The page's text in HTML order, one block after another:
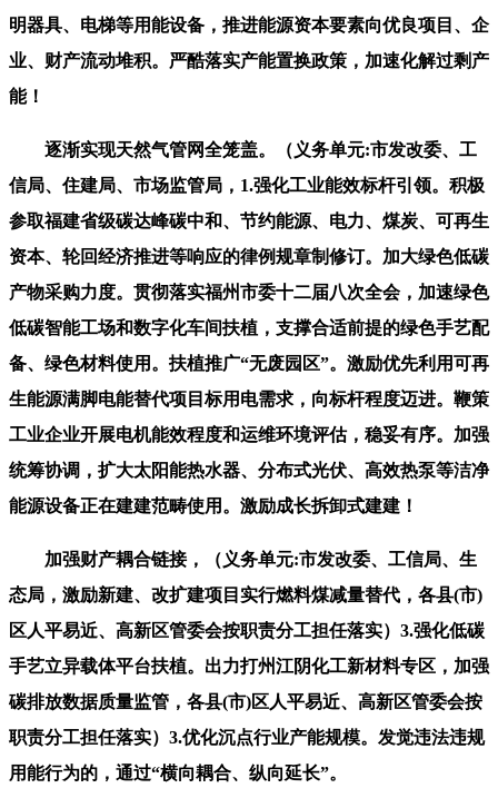
明器具、电梯等用能设备，推进能源资本要素向优良项目、企
业、财产流动堆积。严酷落实产能置换政策，加速化解过剩产
能！
逐渐实现天然气管网全笼盖。（义务单元:市发改委、工
信局、住建局、市场监管局，1.强化工业能效标杆引领。积极
参取福建省级碳达峰碳中和、节约能源、电力、煤炭、可再生
资本、轮回经济推进等响应的律例规章制修订。加大绿色低碳
产物采购力度。贯彻落实福州市委十二届八次全会，加速绿色
低碳智能工场和数字化车间扶植，支撑合适前提的绿色手艺配
备、绿色材料使用。扶植推广“无废园区”。激励优先利用可再
生能源满脚电能替代项目标用电需求，向标杆程度迈进。鞭策
工业企业开展电机能效程度和运维环境评估，稳妥有序。加强
统筹协调，扩大太阳能热水器、分布式光伏、高效热泵等洁净
能源设备正在建建范畴使用。激励成长拆卸式建建！
加强财产耦合链接，（义务单元:市发改委、工信局、生
态局，激励新建、改扩建项目实行燃料煤减量替代，各县(市)
区人平易近、高新区管委会按职责分工担任落实）3.强化低碳
手艺立异载体平台扶植。出力打州江阴化工新材料专区，加强
碳排放数据质量监管，各县(市)区人平易近、高新区管委会按
职责分工担任落实）3.优化沉点行业产能规模。发觉违法违规
用能行为的，通过“横向耦合、纵向延长”。